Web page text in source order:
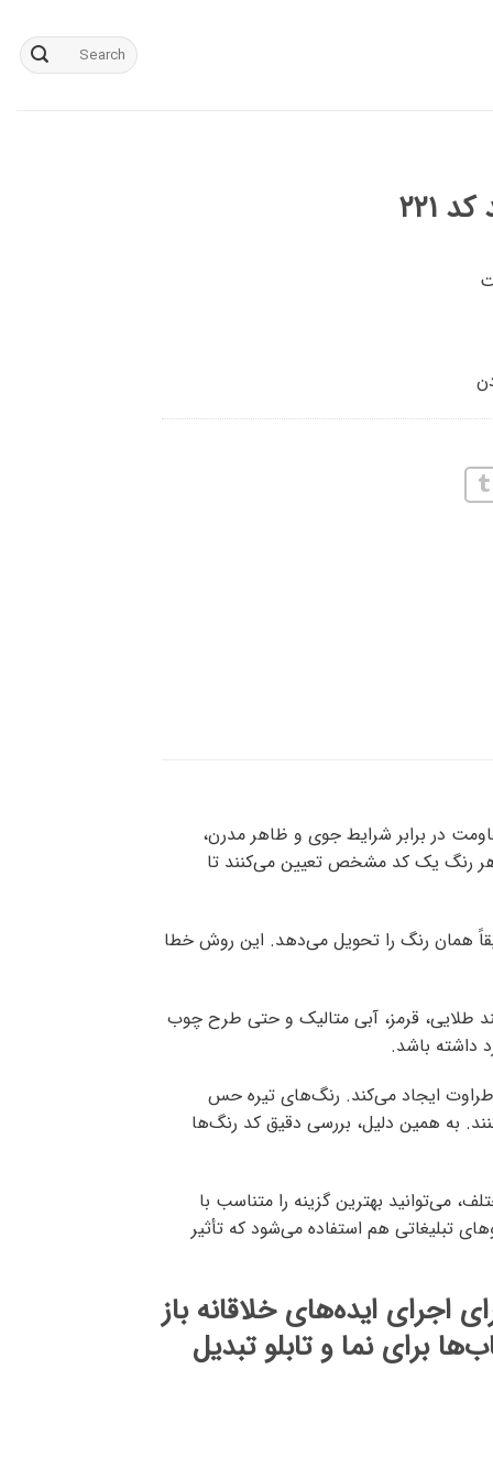
جستجو
برای:
۲۲۱
در برابر شرایط جوی و ظاهر مدرن،
هر رنگ یک کد مشخص تعیین می‌کنند تا
همان رنگ را تحویل می‌دهد. این روش خطا
طلایی، قرمز، آبی متالیک و حتی طرح چوب
داشته باشد.
ایجاد می‌کند. رنگ‌های تیره حس
به همین دلیل، بررسی دقیق کد رنگ‌ها
می‌توانید بهترین گزینه را متناسب با
تبلیغاتی هم استفاده می‌شود که تأثیر
ایده‌های خلاقانه باز
برای نما و تابلو تبدیل